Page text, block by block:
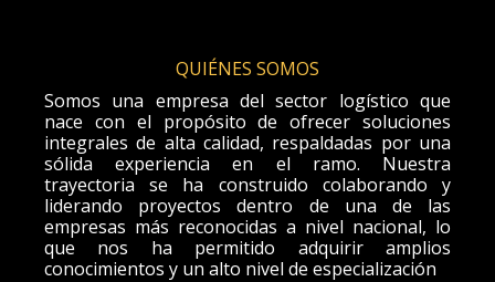
QUIÉNES SOMOS
Somos una empresa del sector logístico que
nace con el propósito de ofrecer soluciones
integrales de alta calidad, respaldadas por una
sólida experiencia en el ramo. Nuestra
trayectoria se ha construido colaborando y
liderando proyectos dentro de una de las
empresas más reconocidas a nivel nacional, lo
que nos ha permitido adquirir amplios
conocimientos y un alto nivel de especialización